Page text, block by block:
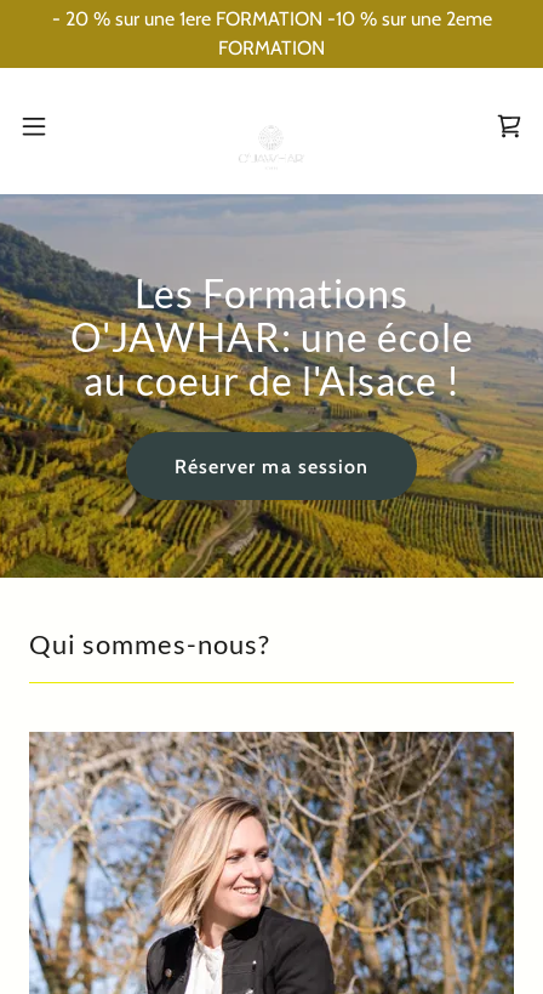
- 20 % sur une 1ere FORMATION -10 % sur une 2eme
FORMATION
Les Formations
O'JAWHAR: une école
au coeur de l'Alsace !
Réserver ma session
Qui sommes-nous?